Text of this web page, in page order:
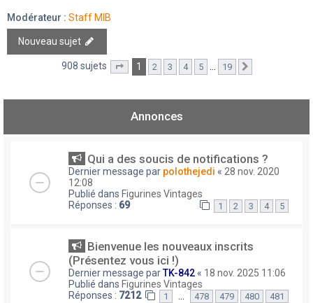
Modérateur : Staff MIB
Nouveau sujet
908 sujets Page sur19
1 2 3 4 5 … 19
Annonces
Qui a des soucis de notifications ?
Dernier message par polothejedi « 28 nov. 2020
12:08
Publié dans Figurines Vintages
Réponses : 69 1 2 3 4 5
Bienvenue les nouveaux inscrits
(Présentez vous ici !)
Dernier message parTK-842 « 18 nov. 2025 11:06
Publié dans Figurines Vintages
Réponses : 7212 1 … 478 479 480 481